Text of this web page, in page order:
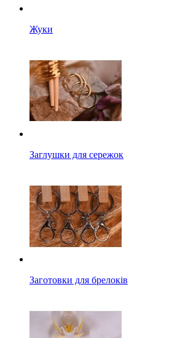
Жуки
Заглушки для сережок
Заготовки для брелоків